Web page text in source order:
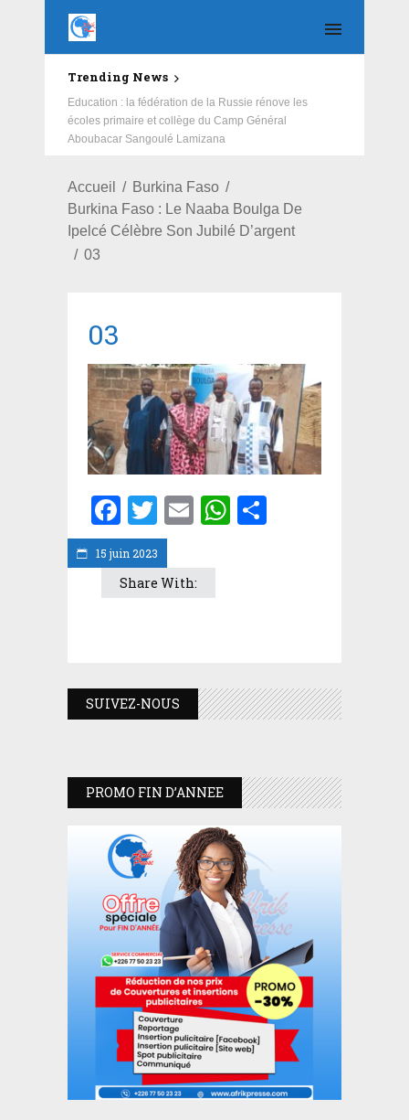
Trending News
Education : la fédération de la Russie rénove les
écoles primaire et collège du Camp Général
Aboubacar Sangoulé Lamizana
Accueil
Burkina Faso
Burkina Faso : Le Naaba Boulga De
Ipelcé Célèbre Son Jubilé D’argent
03
15 juin 2023
03
Facebook
Twitter
EmailWhatsApp
Share With:
SUIVEZ-NOUS
PROMO FIN D’ANNEE